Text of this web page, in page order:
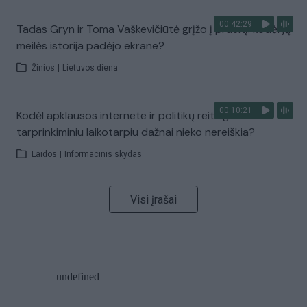
00:42:29
Tadas Gryn ir Toma Vaškevičiūtė grįžo į praeitį: kodėl jų
meilės istorija padėjo ekrane?
Žinios Lietuvos diena
00:10:21
Kodėl apklausos internete ir politikų reitingai
tarprinkiminiu laikotarpiu dažnai nieko nereiškia?
Laidos Informacinis skydas
Visi įrašai